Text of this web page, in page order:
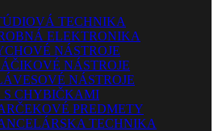
TECHNIKA
ELEKTRONIKA
NÁSTROJE
NÁSTROJE
NÁSTROJE
S CHYBIČKAMI
PREDMETY
TECHNIKA